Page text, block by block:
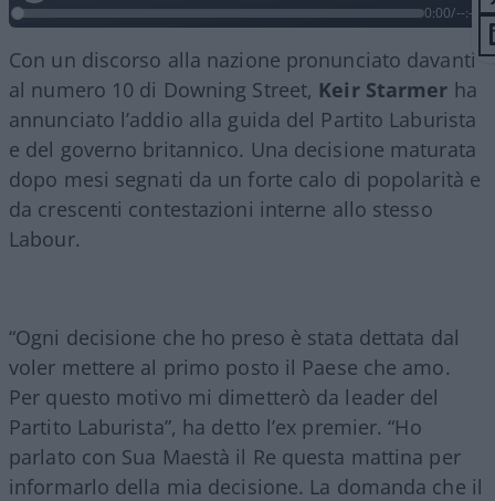
0:00/--:--
Con un discorso alla nazione pronunciato davanti
al numero 10 di Downing Street, Keir Starmer ha
annunciato l’addio alla guida del Partito Laburista
e del governo britannico. Una decisione maturata
dopo mesi segnati da un forte calo di popolarità e
da crescenti contestazioni interne allo stesso
Labour.
“Ogni decisione che ho preso è stata dettata dal
voler mettere al primo posto il Paese che amo.
Per questo motivo mi dimetterò da leader del
Partito Laburista”, ha detto l’ex premier. “Ho
parlato con Sua Maestà il Re questa mattina per
informarlo della mia decisione. La domanda che il